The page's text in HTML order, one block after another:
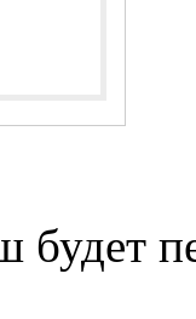
будет